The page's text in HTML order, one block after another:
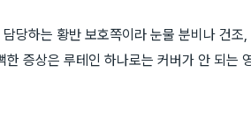
당하는 황반 보호쪽이라 눈물 분비나 건
한 증상은 루테인 하나로는 커버가 안 되는